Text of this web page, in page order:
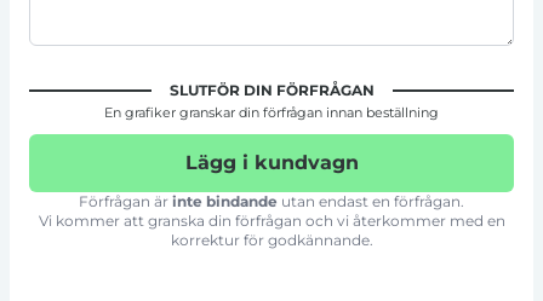
SLUTFÖR DIN FÖRFRÅGAN
En grafiker granskar din förfrågan innan beställning
Lägg i kundvagn
Förfrågan är inte bindande utan endast en förfrågan.
Vi kommer att granska din förfrågan och vi återkommer med en
korrektur för godkännande.